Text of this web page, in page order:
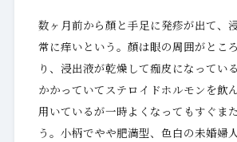
数ヶ月前から顏と手足に発疹が出て、
常に痒いという。顏は眼の周囲がとこ
り、浸出液が乾燥して痂皮になってい
かかっていてステロイドホルモンを飲
用いているが一時よくなってもすぐま
う。小柄でやや肥満型、色白の未婚婦